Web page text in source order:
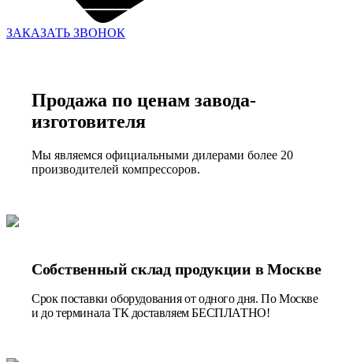
ЗАКАЗАТЬ ЗВОНОК
Продажа по ценам завода-
изготовителя
Мы являемся официальными дилерами более 20
производителей компрессоров.
Собственный склад продукции в Москве
Срок поставки оборудования от одного дня. По Москве
и до терминала ТК доставляем БЕСПЛАТНО!